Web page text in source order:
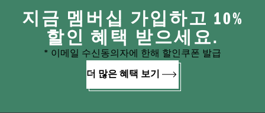
지금 멤버십 가입하고 10%
할인 혜택 받으세요.
* 이메일 수신동의자에 한해 할인쿠폰 발급
더 많은 혜택 보기